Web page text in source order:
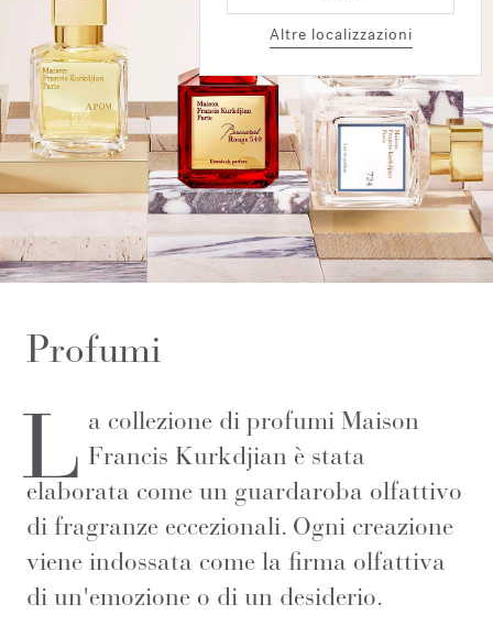
Altre localizzazioni
Profumi
L a collezione di profumi Maison
Francis Kurkdjian è stata
elaborata come un guardaroba olfattivo
di fragranze eccezionali. Ogni creazione
viene indossata come la firma olfattiva
di un'emozione o di un desiderio.